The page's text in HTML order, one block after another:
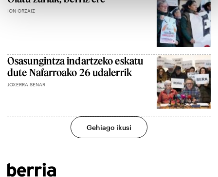
ION ORZAIZ
Osasungintza indartzeko eskatu
dute Nafarroako 26 udalerrik
JOXERRA SENAR
Gehiago ikusi